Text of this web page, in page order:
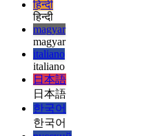
français
français
עברית
עברית
हिन्दी
हिन्दी
magyar
magyar
italiano
italiano
日本語